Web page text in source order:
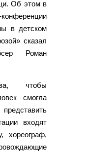
Об этом в
в детском
сказал
Роман
чтобы
смогла
входят
хореограф,